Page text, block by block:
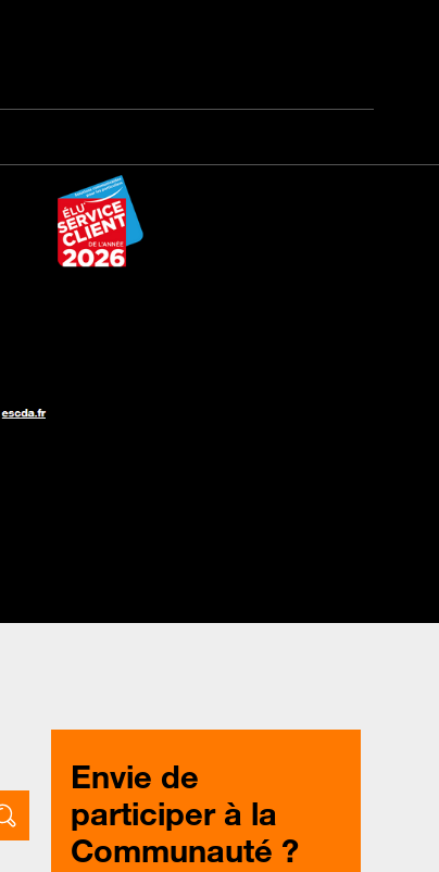
Envie de
participer à la
Communauté ?